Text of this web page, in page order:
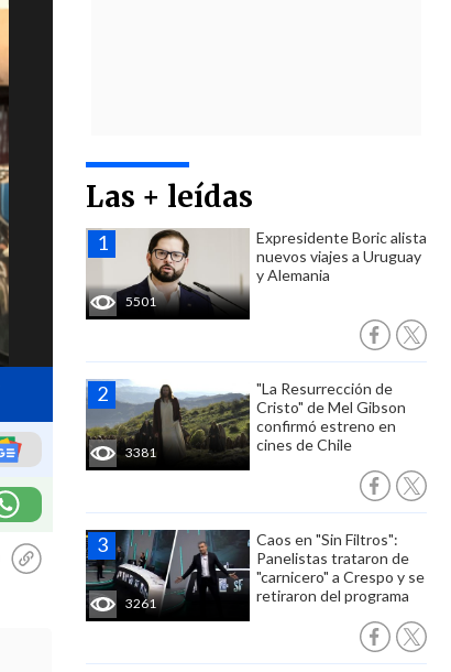
Las + leídas
5501
Expresidente Boric alista
nuevos viajes a Uruguay
y Alemania
3381
"La Resurrección de
Cristo" de Mel Gibson
confirmó estreno en
cines de Chile
3261
Caos en "Sin Filtros":
Panelistas trataron de
"carnicero" a Crespo y se
retiraron del programa